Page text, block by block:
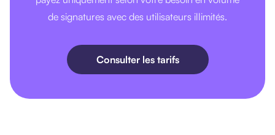
de signatures avec des utilisateurs illimités.
Consulter les tarifs